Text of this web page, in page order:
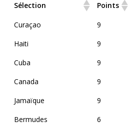
Sélection Points
Curaçao 9
Haiti
9
Cuba
9
Canada
9
Jamaïque
9
Bermudes
6